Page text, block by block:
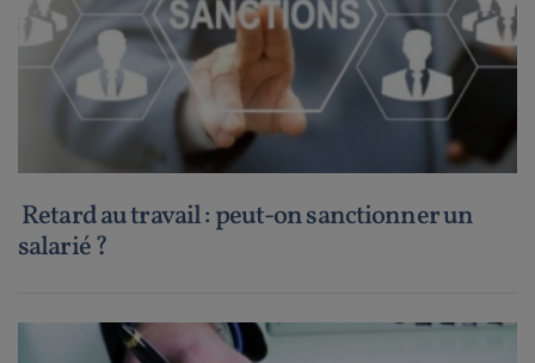
Retard au travail : peut-on sanctionner un
salarié ?